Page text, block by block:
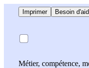
Imprimer Besoin
Métier, compétence,